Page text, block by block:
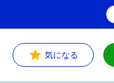
気になる